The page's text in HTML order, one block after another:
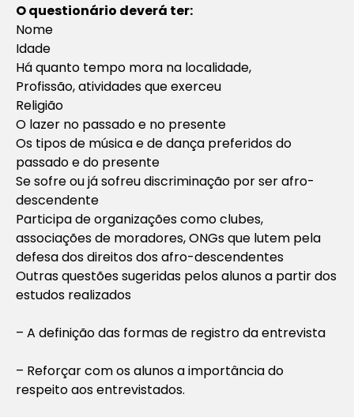
O questionário deverá ter:
Nome
Idade
Há quanto tempo mora na localidade,
Profissão, atividades que exerceu
Religião
O lazer no passado e no presente
Os tipos de música e de dança preferidos do
passado e do presente
Se sofre ou já sofreu discriminação por ser afro-
descendente
Participa de organizações como clubes,
associações de moradores, ONGs que lutem pela
defesa dos direitos dos afro-descendentes
Outras questões sugeridas pelos alunos a partir dos
estudos realizados
– A definição das formas de registro da entrevista
– Reforçar com os alunos a importância do
respeito aos entrevistados.